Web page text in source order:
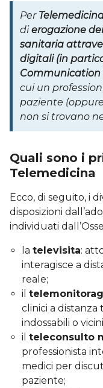
Per
dierogazione
sanitaria
digitali (in
Communication
cui un
paziente
non si trovano
Quali sono i
Telemedicina
Ecco, di seguito, i
disposizioni
individuati
la televisita:
interagisce a
reale;
il
clinici a distanza
indossabili o
il teleconsulto
professionista
medici per
paziente;